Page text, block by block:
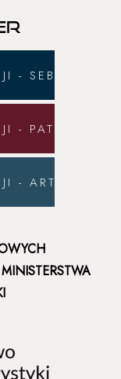
- SEBASTIAN
- PATRYCJA
- ARTUR